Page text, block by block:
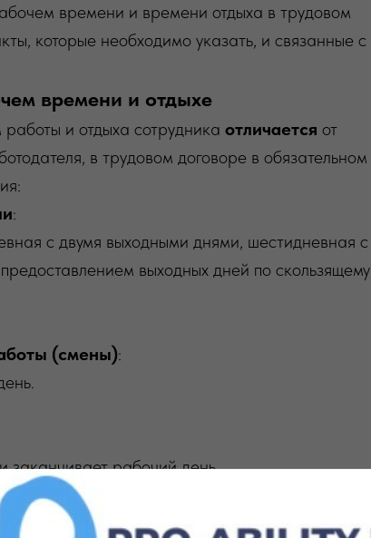
времени и времени отдыха в трудовом
которые необходимо указать, и связанные с
времени и отдыхе
и отдыха сотрудника отличается от
в трудовом договоре в обязательном
:
с двумя выходными днями, шестидневная с
выходных дней по скользящему
(смены):
заканчивает рабочий день.